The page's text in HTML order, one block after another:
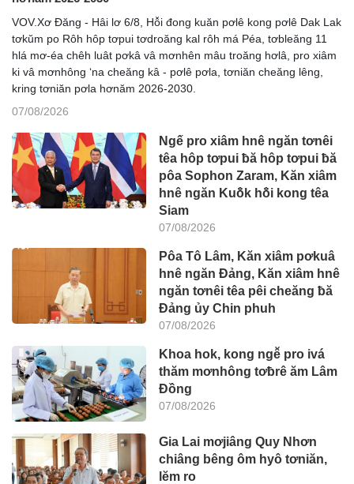
VOV.Xơ Đăng - Hâi lơ 6/8, Hô̆i đong kuăn pơlê kong pơlê Dak Lak
tơkŭm po Rôh hôp tơpui tơdroăng kal rôh má Péa, tơbleăng 11
hlá mơ-éa chêh luât pơkâ vâ mơnhên mâu troăng hơlâ, pro xiâm
ki vâ mơnhông ‘na cheăng kâ - pơlê pơla, tơniăn cheăng lêng,
kring tơniăn pơla hơnăm 2026-2030.
07/08/2026
Ngế pro xiâm hnê ngăn tơnêi
têa hôp tơpui ƀă hôp tơpui ƀă
pôa Sophon Zaram, Kăn xiâm
hnê ngăn Kuô̆k hô̆i kong têa
Siam
07/08/2026
Pôa Tô Lâm, Kăn xiâm pơkuâ
hnê ngăn Đảng, Kăn xiâm hnê
ngăn tơnêi têa pêi cheăng ƀă
Đảng ủy Chin phuh
07/08/2026
Khoa hok, kong ngê̆ pro ivá
thăm mơnhông tơƀrê ăm Lâm
Đồng
07/08/2026
Gia Lai mơjiâng Quy Nhơn
chiâng bêng ôm hyô tơniăn,
lĕm ro